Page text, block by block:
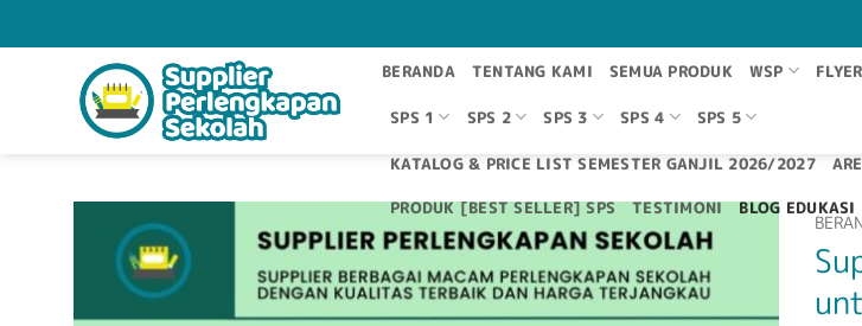
to
BERANDA TENTANG KAMI SEMUA PRODUK WSP
SPS 1 SPS 2 SPS 3 SPS 4 SPS 5
KATALOG & PRICE LIST SEMESTER GANJIL 2026/2027
PRODUK [BEST SELLER] SPS TESTIMONI BLOG EDUKASI